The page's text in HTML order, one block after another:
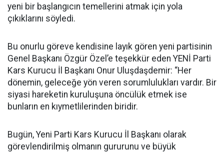
yeni bir başlangıcın temellerini atmak için yola
çıkıklarını söyledi.
Bu onurlu göreve kendisine layık gören yeni partisinin
Genel Başkanı Özgür Özel’e teşekkür eden YENİ Parti
Kars Kurucu İl Başkanı Onur Uluşdaşdemir: “Her
dönemin, geleceğe yön veren sorumlulukları vardır. Bir
siyasi hareketin kuruluşuna öncülük etmek ise
bunların en kıymetlilerinden biridir.
Bugün, Yeni Parti Kars Kurucu İl Başkanı olarak
görevlendirilmiş olmanın gururunu ve büyük